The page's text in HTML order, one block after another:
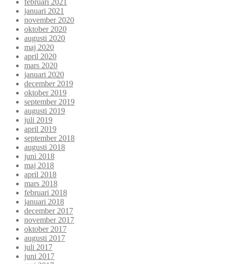
februari 2021
januari 2021
november 2020
oktober 2020
augusti 2020
maj 2020
april 2020
mars 2020
januari 2020
december 2019
oktober 2019
september 2019
augusti 2019
juli 2019
april 2019
september 2018
augusti 2018
juni 2018
maj 2018
april 2018
mars 2018
februari 2018
januari 2018
december 2017
november 2017
oktober 2017
augusti 2017
juli 2017
juni 2017